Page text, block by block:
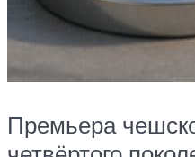
Премьера